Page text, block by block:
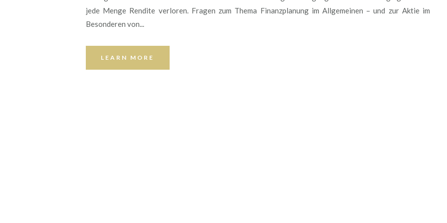
jede Menge Rendite verloren. Fragen zum Thema Finanzplanung im Allgemeinen – und zur Aktie im
Besonderen von...
LEARN MORE